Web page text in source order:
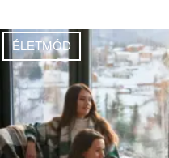
ÉLETMÓD